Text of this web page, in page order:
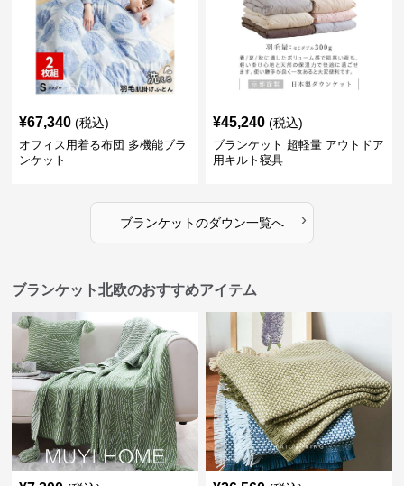
¥67,340 (税込)
オフィス用着る布団 多機能ブラ
ンケット
¥45,240 (税込)
ブランケット 超軽量 アウトドア
用キルト寝具
ブランケットのダウン一覧へ ›
ブランケット北欧のおすすめアイテム